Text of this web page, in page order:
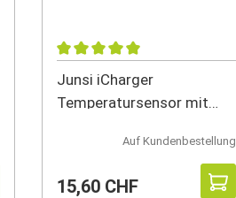
Junsi iCharger
Temperatursensor mit
Auf Kundenbestellung
15,60 CHF